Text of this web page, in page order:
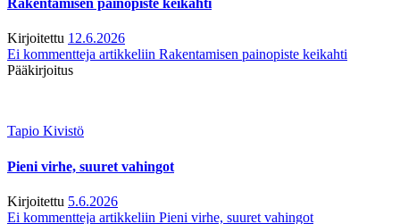
Rakentamisen painopiste keikahti
Kirjoitettu 12.6.2026
Ei kommentteja artikkeliin Rakentamisen painopiste keikahti
Pääkirjoitus
Tapio Kivistö
Pieni virhe, suuret vahingot
Kirjoitettu 5.6.2026
Ei kommentteja artikkeliin Pieni virhe, suuret vahingot